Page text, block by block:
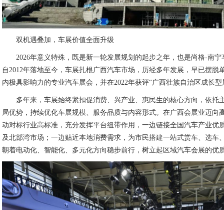
双机遇叠加，车展价值全面升级
2026年意义特殊，既是新一轮发展规划的起步之年，也是尚格-南
自2012年落地至今，车展扎根广西汽车市场，历经多年发展，早已摆脱
内极具影响力的专业汽车展会，并在2022年获评“广西壮族自治区成长型
多年来，车展始终紧扣促消费、兴产业、惠民生的核心方向，依托
局优势，持续优化车展规模、服务品质与内容形式。在广西会展业迈向
动对标行业高标准，充分发挥平台纽带作用，一边链接全国汽车产业优
及北部湾市场；一边贴近本地消费需求，为市民搭建一站式赏车、选车
朝着电动化、智能化、多元化方向稳步前行，树立起区域汽车会展的优